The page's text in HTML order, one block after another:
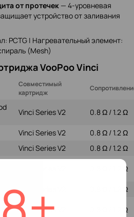
от протечек — 4-уровневая
устройство от заливания
PCTG | Нагревательный элемент:
(Mesh)
VooPoo Vinci
Совместимый
картридж
Vinci Series V2 0.8 Ω / 1.2 Ω
Vinci Series V2
0.8 Ω / 1.2 Ω
Vinci Series V2
0.8 Ω / 1.2 Ω
0.8 Ω / 1.2 Ω
Vinci Series V2
0.8 Ω / 1.2 Ω
Vinci Series V2 0.8 Ω / 1.2 Ω